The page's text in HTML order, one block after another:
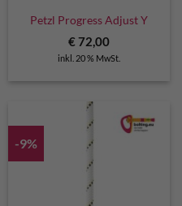
Petzl Progress Adjust Y
€72,00
inkl. 20 % MwSt.
-9%